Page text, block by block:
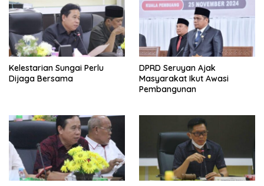
Kelestarian Sungai Perlu
Dijaga Bersama
DPRD Seruyan Ajak
Masyarakat Ikut Awasi
Pembangunan